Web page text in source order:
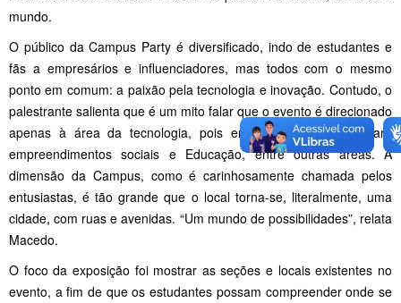
mundo.
O público da Campus Party é diversificado, indo de estudantes e
fãs a empresários e influenciadores, mas todos com o mesmo
ponto em comum: a paixão pela tecnologia e inovação. Contudo, o
palestrante salienta que é um mito falar que o evento é direcionado
apenas à área da tecnologia, pois envolve programação para
empreendimentos sociais e Educação, entre outras áreas. A
dimensão da Campus, como é carinhosamente chamada pelos
entusiastas, é tão grande que o local torna-se, literalmente, uma
cidade, com ruas e avenidas. “Um mundo de possibilidades”, relata
Macedo.
O foco da exposição foi mostrar as seções e locais existentes no
evento, a fim de que os estudantes possam compreender onde se